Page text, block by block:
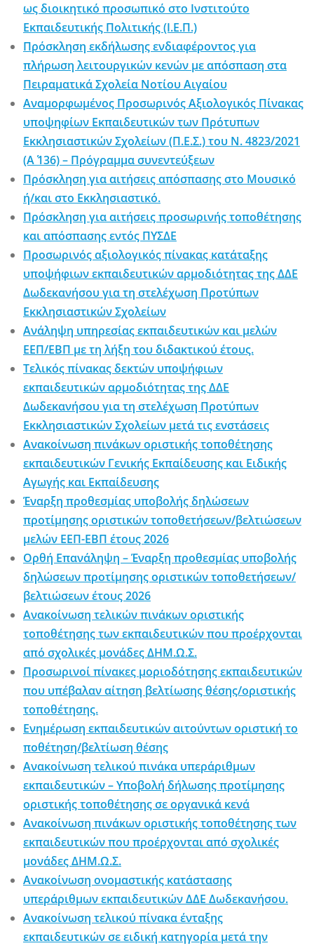
ως διοικητικό προσωπικό στο Ινστιτούτο
Εκπαιδευτικής Πολιτικής (Ι.Ε.Π.)
Πρόσκληση εκδήλωσης ενδιαφέροντος για
πλήρωση λειτουργικών κενών με απόσπαση στα
Πειραματικά Σχολεία Νοτίου Αιγαίου
Αναμορφωμένος Προσωρινός Αξιολογικός Πίνακας
υποψηφίων Εκπαιδευτικών των Πρότυπων
Εκκλησιαστικών Σχολείων (Π.Ε.Σ.) του Ν. 4823/2021
(Α΄ 136) – Πρόγραμμα συνεντεύξεων
Πρόσκληση για αιτήσεις απόσπασης στο Μουσικό
ή/και στο Εκκλησιαστικό.
Πρόσκληση για αιτήσεις προσωρινής τοποθέτησης
και απόσπασης εντός ΠΥΣΔΕ
Προσωρινός αξιολογικός πίνακας κατάταξης
υποψήφιων εκπαιδευτικών αρμοδιότητας της ΔΔΕ
Δωδεκανήσου για τη στελέχωση Προτύπων
Εκκλησιαστικών Σχολείων
Ανάληψη υπηρεσίας εκπαιδευτικών και μελών
ΕΕΠ/ΕΒΠ με τη λήξη του διδακτικού έτους.
Τελικός πίνακας δεκτών υποψήφιων
εκπαιδευτικών αρμοδιότητας της ΔΔΕ
Δωδεκανήσου για τη στελέχωση Προτύπων
Εκκλησιαστικών Σχολείων μετά τις ενστάσεις
Ανακοίνωση πινάκων οριστικής τοποθέτησης
εκπαιδευτικών Γενικής Εκπαίδευσης και Ειδικής
Αγωγής και Εκπαίδευσης
Έναρξη προθεσμίας υποβολής δηλώσεων
προτίμησης οριστικών τοποθετήσεων/βελτιώσεων
μελών ΕΕΠ-ΕΒΠ έτους 2026
Ορθή Επανάληψη – Έναρξη προθεσμίας υποβολής
δηλώσεων προτίμησης οριστικών τοποθετήσεων/
βελτιώσεων έτους 2026
Ανακοίνωση τελικών πινάκων οριστικής
τοποθέτησης των εκπαιδευτικών που προέρχονται
από σχολικές μονάδες ΔΗΜ.Ω.Σ.
Προσωρινοί πίνακες μοριοδότησης εκπαιδευτικών
που υπέβαλαν αίτηση βελτίωσης θέσης/οριστικής
τοποθέτησης.
Ενημέρωση εκπαιδευτικών αιτούντων οριστική το
ποθέτηση/βελτίωση θέσης
Ανακοίνωση τελικού πινάκα υπεράριθμων
εκπαιδευτικών – Υποβολή δήλωσης προτίμησης
οριστικής τοποθέτησης σε οργανικά κενά
Ανακοίνωση πινάκων οριστικής τοποθέτησης των
εκπαιδευτικών που προέρχονται από σχολικές
μονάδες ΔΗΜ.Ω.Σ.
Ανακοίνωση ονομαστικής κατάστασης
υπεράριθμων εκπαιδευτικών ΔΔΕ Δωδεκανήσου.
Ανακοίνωση τελικού πίνακα ένταξης
εκπαιδευτικών σε ειδική κατηγορία μετά την